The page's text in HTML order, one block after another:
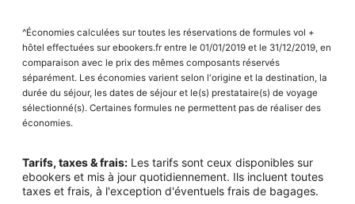
^Économies calculées sur toutes les réservations de formules vol +
hôtel effectuées sur ebookers.fr entre le 01/01/2019 et le 31/12/2019, en
comparaison avec le prix des mêmes composants réservés
séparément. Les économies varient selon l'origine et la destination, la
durée du séjour, les dates de séjour et le(s) prestataire(s) de voyage
sélectionné(s). Certaines formules ne permettent pas de réaliser des
économies.
Tarifs, taxes & frais: Les tarifs sont ceux disponibles sur
ebookers et mis à jour quotidiennement. Ils incluent toutes
taxes et frais, à l'exception d'éventuels frais de bagages.